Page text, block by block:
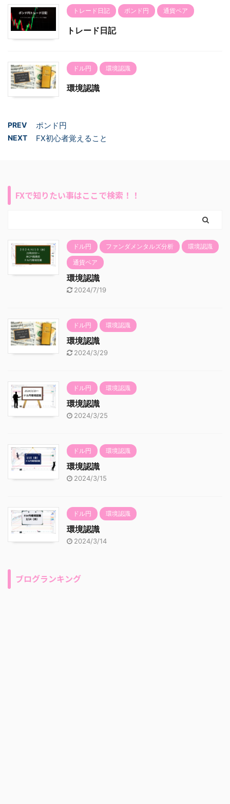
トレード日記 ポンド円 通貨ペア
トレード日記
ドル円 環境認識
環境認識
PREV ポンド円
NEXT FX初心者覚えること
FXで知りたい事はここで検索！！
ドル円 ファンダメンタルズ分析 環境認識
通貨ペア
環境認識
2024/7/19
ドル円 環境認識
環境認識
2024/3/29
ドル円 環境認識
環境認識
2024/3/25
ドル円 環境認識
環境認識
2024/3/15
ドル円 環境認識
環境認識
2024/3/14
ブログランキング